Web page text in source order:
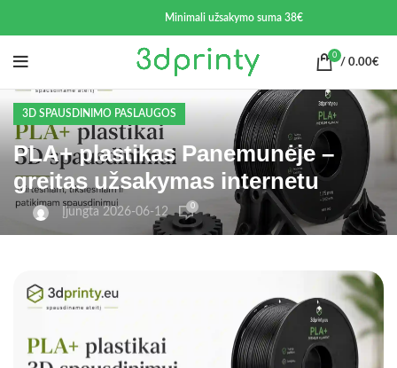
Minimali užsakymo suma 38€
0
/ 0.00€
3D SPAUSDINIMO PASLAUGOS
PLA+ plastikas Panemunėje –
greitas užsakymas internetu
Įjungta 2026-06-12 0